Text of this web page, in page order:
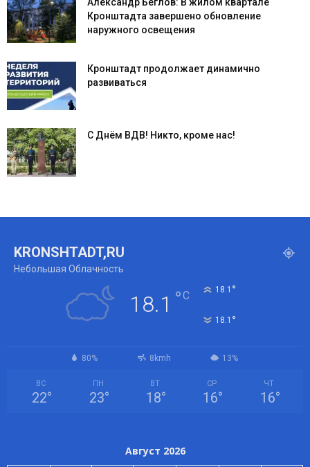
Александр Беглов: В жилом квартале
Кронштадта завершено обновление
наружного освещения
Кронштадт продолжает динамично
развиваться
С Днём ВДВ! Никто, кроме нас!
KRONSHTADT,RU
Небольшая Облачность
18.1 °C 18.1 °
18.1 °
80% 8kmh 13%
ВС
22°
ПН
23°
ВТ
18°
СР
16°
ЧТ
16°
Август 2026